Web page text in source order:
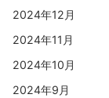
2024年12月
2024年11月
2024年10月
2024年9月